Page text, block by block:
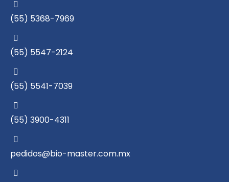
(55) 5368-7969
(55) 5547-2124
(55) 5541-7039
(55) 3900-4311
pedidos@bio-master.com.mx